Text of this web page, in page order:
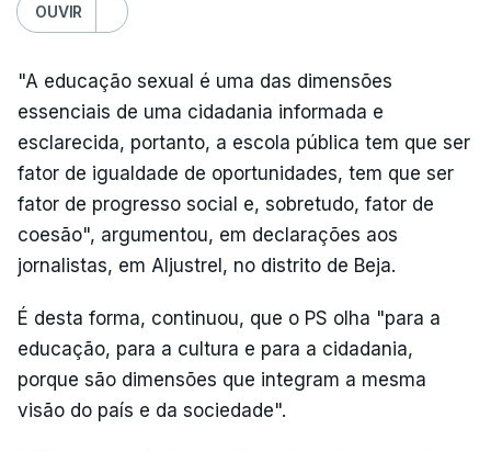
OUVIR
"A educação sexual é uma das dimensões
essenciais de uma cidadania informada e
esclarecida, portanto, a escola pública tem que ser
fator de igualdade de oportunidades, tem que ser
fator de progresso social e, sobretudo, fator de
coesão", argumentou, em declarações aos
jornalistas, em Aljustrel, no distrito de Beja.
É desta forma, continuou, que o PS olha "para a
educação, para a cultura e para a cidadania,
porque são dimensões que integram a mesma
visão do país e da sociedade".